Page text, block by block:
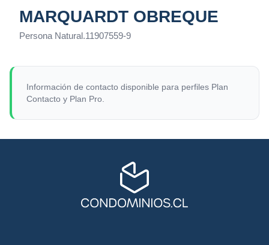
MARQUARDT OBREQUE
Persona Natural.11907559-9
Información de contacto disponible para perfiles Plan
Contacto y Plan Pro.